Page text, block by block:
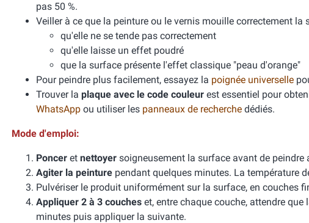
pas 50 %.
Veiller à ce que la peinture ou le vernis mouille correctement la
qu'elle ne se tende pas correctement
qu'elle laisse un effet poudré
que la surface présente l'effet classique "peau d'orange"
Pour peindre plus facilement, essayez la poignée universelle
Trouver la plaque avec le code couleur est essentiel pour
WhatsApp ou utiliser les panneaux de recherche dédiés.
Mode d'emploi:
Poncer et nettoyer soigneusement la surface avant de peindre
Agiter la peinture pendant quelques minutes. La température
Pulvériser le produit uniformément sur la surface, en couches
Appliquer 2 à 3 couches et, entre chaque couche, attendre
minutes puis appliquer la suivante.